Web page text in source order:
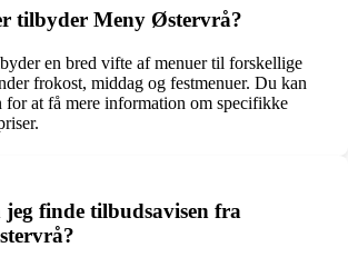
tilbyder Meny Østervrå?
en bred vifte af menuer til forskellige
frokost, middag og festmenuer. Du kan
for at få mere information om specifikke
finde tilbudsavisen fra